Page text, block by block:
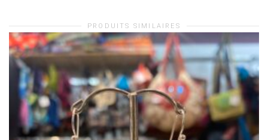
PRODUITS SIMILAIRES